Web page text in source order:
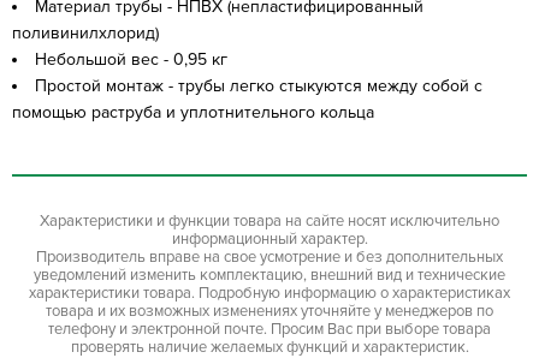
Материал трубы - НПВХ (непластифицированный
поливинилхлорид)
Небольшой вес - 0,95 кг
Простой монтаж - трубы легко стыкуются между собой с
помощью раструба и уплотнительного кольца
Характеристики и функции товара на сайте носят исключительно
информационный характер.
Производитель вправе на свое усмотрение и без дополнительных
уведомлений изменить комплектацию, внешний вид и технические
характеристики товара. Подробную информацию о характеристиках
товара и их возможных изменениях уточняйте у менеджеров по
телефону и электронной почте. Просим Вас при выборе товара
проверять наличие желаемых функций и характеристик.